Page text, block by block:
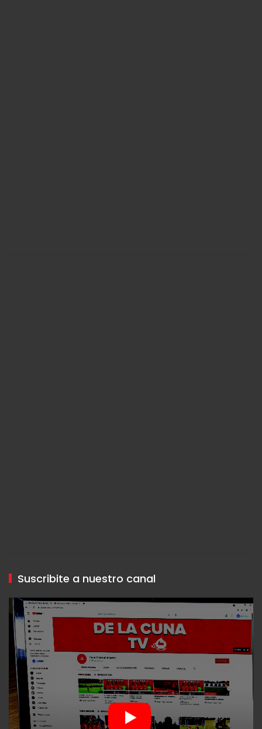
Suscribite a nuestro canal